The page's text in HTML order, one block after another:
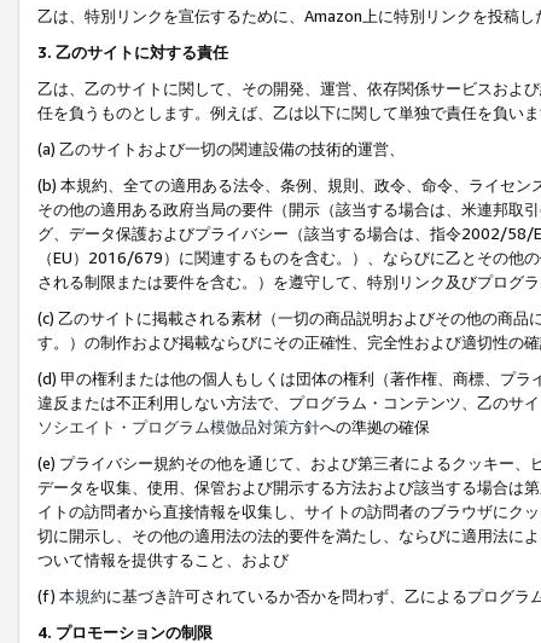
乙は、特別リンクを宣伝するために、Amazon上に特別リンクを投稿
3. 乙のサイトに対する責任
乙は、乙のサイトに関して、その開発、運営、依存関係サービスおよ
任を負うものとします。例えば、乙は以下に関して単独で責任を負い
(a) 乙のサイトおよび一切の関連設備の技術的運営、
(b) 本規約、全ての適用ある法令、条例、規則、政令、命令、ライセ
その他の適用ある政府当局の要件（開示（該当する場合は、米連邦取
グ、データ保護およびプライバシー（該当する場合は、指令2002/58/
（EU）2016/679）に関連するものを含む。）、ならびに乙とその他
される制限または要件を含む。）を遵守して、特別リンク及びプログ
(c) 乙のサイトに掲載される素材（一切の商品説明およびその他の商
す。）の制作および掲載ならびにその正確性、完全性および適切性の
(d) 甲の権利または他の個人もしくは団体の権利（著作権、商標、プ
違反または不正利用しない方法で、プログラム・コンテンツ、乙のサ
ソシエイト・プログラム模倣品対策方針への準拠の確保
(e) プライバシー規約その他を通じて、および第三者によるクッキー
データを収集、使用、保管および開示する方法および該当する場合は
イトの訪問者から直接情報を収集し、サイトの訪問者のブラウザにク
切に開示し、その他の適用法の法的要件を満たし、ならびに適用法に
ついて情報を提供すること、および
(f) 本規約に基づき許可されているか否かを問わず、乙によるプログ
4. プロモーションの制限